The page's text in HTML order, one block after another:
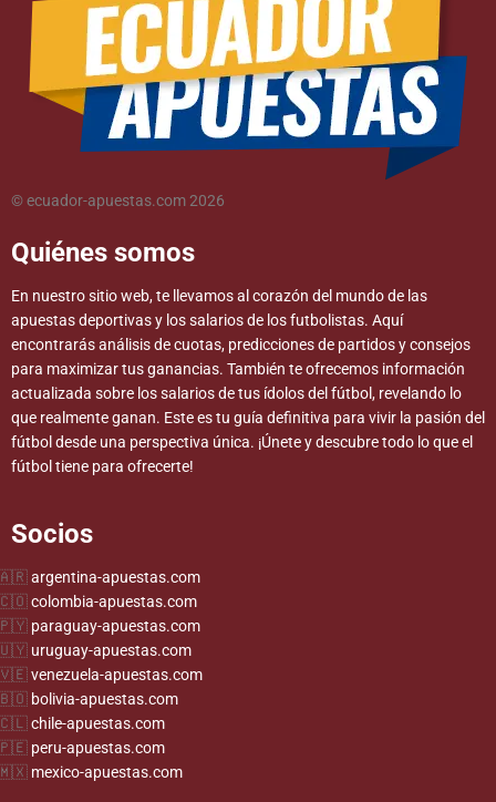
© ecuador-apuestas.com 2026
Quiénes somos
En nuestro sitio web, te llevamos al corazón del mundo de las
apuestas deportivas y los salarios de los futbolistas. Aquí
encontrarás análisis de cuotas, predicciones de partidos y consejos
para maximizar tus ganancias. También te ofrecemos información
actualizada sobre los salarios de tus ídolos del fútbol, revelando lo
que realmente ganan. Este es tu guía definitiva para vivir la pasión del
fútbol desde una perspectiva única. ¡Únete y descubre todo lo que el
fútbol tiene para ofrecerte!
Socios
argentina-apuestas.com
colombia-apuestas.com
paraguay-apuestas.com
uruguay-apuestas.com
venezuela-apuestas.com
bolivia-apuestas.com
chile-apuestas.com
peru-apuestas.com
mexico-apuestas.com